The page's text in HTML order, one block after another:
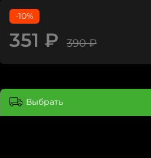
-10%
351 ₽ 390 ₽
Выбрать